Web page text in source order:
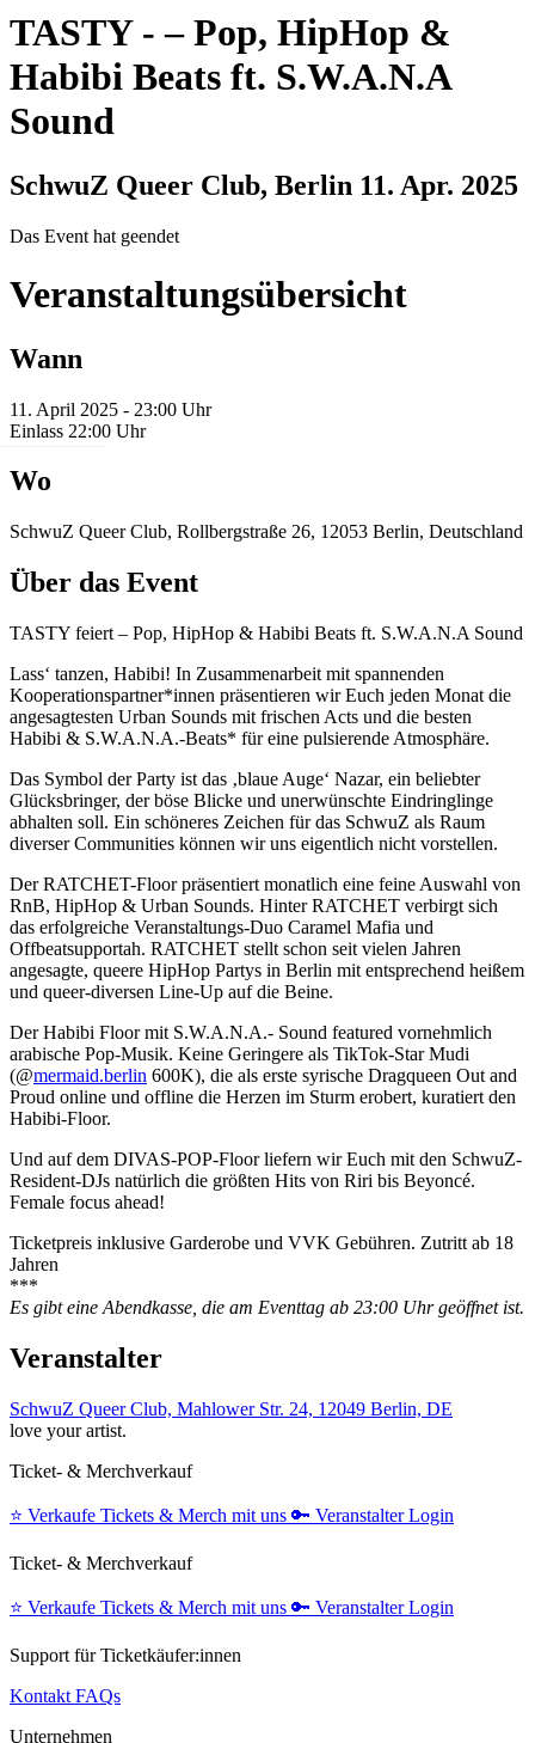
TASTY -– Pop, HipHop &
Habibi Beats ft. S.W.A.N.A
Sound
SchwuZ Queer Club, Berlin 11. Apr. 2025
Das Event hat geendet
Veranstaltungsübersicht
Wann
11. April 2025 - 23:00 Uhr
Einlass 22:00 Uhr
Wo
SchwuZ Queer Club, Rollbergstraße 26, 12053 Berlin, Deutschland
Über das Event
TASTY feiert – Pop, HipHop & Habibi Beats ft. S.W.A.N.A Sound
Lass‘ tanzen, Habibi! In Zusammenarbeit mit spannenden
Kooperationspartner*innen präsentieren wir Euch jeden Monat die
angesagtesten Urban Sounds mit frischen Acts und die besten
Habibi & S.W.A.N.A.-Beats* für eine pulsierende Atmosphäre.
Das Symbol der Party ist das ‚blaue Auge‘ Nazar, ein beliebter
Glücksbringer, der böse Blicke und unerwünschte Eindringlinge
abhalten soll. Ein schöneres Zeichen für das SchwuZ als Raum
diverser Communities können wir uns eigentlich nicht vorstellen.
Der RATCHET-Floor präsentiert monatlich eine feine Auswahl von
RnB, HipHop & Urban Sounds. Hinter RATCHET verbirgt sich
das erfolgreiche Veranstaltungs-Duo Caramel Mafia und
Offbeatsupportah. RATCHET stellt schon seit vielen Jahren
angesagte, queere HipHop Partys in Berlin mit entsprechend heißem
und queer-diversen Line-Up auf die Beine.
Der Habibi Floor mit S.W.A.N.A.- Sound featured vornehmlich
arabische Pop-Musik. Keine Geringere als TikTok-Star Mudi
(@mermaid.berlin 600K), die als erste syrische Dragqueen Out and
Proud online und offline die Herzen im Sturm erobert, kuratiert den
Habibi-Floor.
Und auf dem DIVAS-POP-Floor liefern wir Euch mit den SchwuZ-
Resident-DJs natürlich die größten Hits von Riri bis Beyoncé.
Female focus ahead!
Ticketpreis inklusive Garderobe und VVK Gebühren. Zutritt ab 18
Jahren
***
Es gibt eine Abendkasse, die am Eventtag ab 23:00 Uhr geöffnet ist.
Veranstalter
SchwuZ Queer Club, Mahlower Str. 24, 12049 Berlin, DE
love your artist.
Ticket- & Merchverkauf
⭐️ Verkaufe Tickets & Merch mit uns 🔑 Veranstalter Login
Ticket- & Merchverkauf
⭐️ Verkaufe Tickets & Merch mit uns 🔑 Veranstalter Login
Support für Ticketkäufer:innen
Kontakt FAQs
Unternehmen